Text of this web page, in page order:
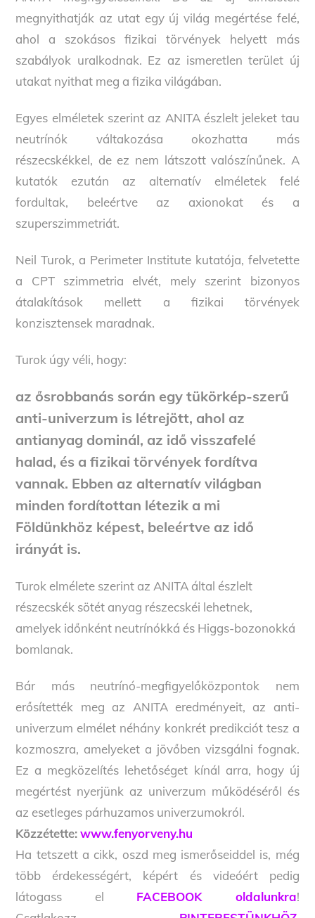
megnyithatják az utat egy új világ megértése felé,
ahol a szokásos fizikai törvények helyett más
szabályok uralkodnak. Ez az ismeretlen terület új
utakat nyithat meg a fizika világában.
Egyes elméletek szerint az ANITA észlelt jeleket tau
neutrínók váltakozása okozhatta más
részecskékkel, de ez nem látszott valószínűnek. A
kutatók ezután az alternatív elméletek felé
fordultak, beleértve az axionokat és a
szuperszimmetriát.
Neil Turok, a Perimeter Institute kutatója, felvetette
a CPT szimmetria elvét, mely szerint bizonyos
átalakítások mellett a fizikai törvények
konzisztensek maradnak.
Turok úgy véli, hogy:
az ősrobbanás során egy tükörkép-szerű
anti-univerzum is létrejött, ahol az
antianyag dominál, az idő visszafelé
halad, és a fizikai törvények fordítva
vannak. Ebben az alternatív világban
minden fordítottan létezik a mi
Földünkhöz képest, beleértve az idő
irányát is.
Turok elmélete szerint az ANITA által észlelt
részecskék sötét anyag részecskéi lehetnek,
amelyek időnként neutrínókká és Higgs-bozonokká
bomlanak.
Bár más neutrínó-megfigyelőközpontok nem
erősítették meg az ANITA eredményeit, az anti-
univerzum elmélet néhány konkrét predikciót tesz a
kozmoszra, amelyeket a jövőben vizsgálni fognak.
Ez a megközelítés lehetőséget kínál arra, hogy új
megértést nyerjünk az univerzum működéséről és
az esetleges párhuzamos univerzumokról.
Közzétette: www.fenyorveny.hu
Ha tetszett a cikk, oszd meg ismerőseiddel is, még
több érdekességért, képért és videóért pedig
látogass el FACEBOOK oldalunkra!